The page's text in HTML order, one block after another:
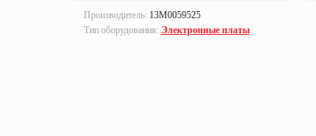
Производитель: 13M0059525
Тип оборудования: Электронные платы